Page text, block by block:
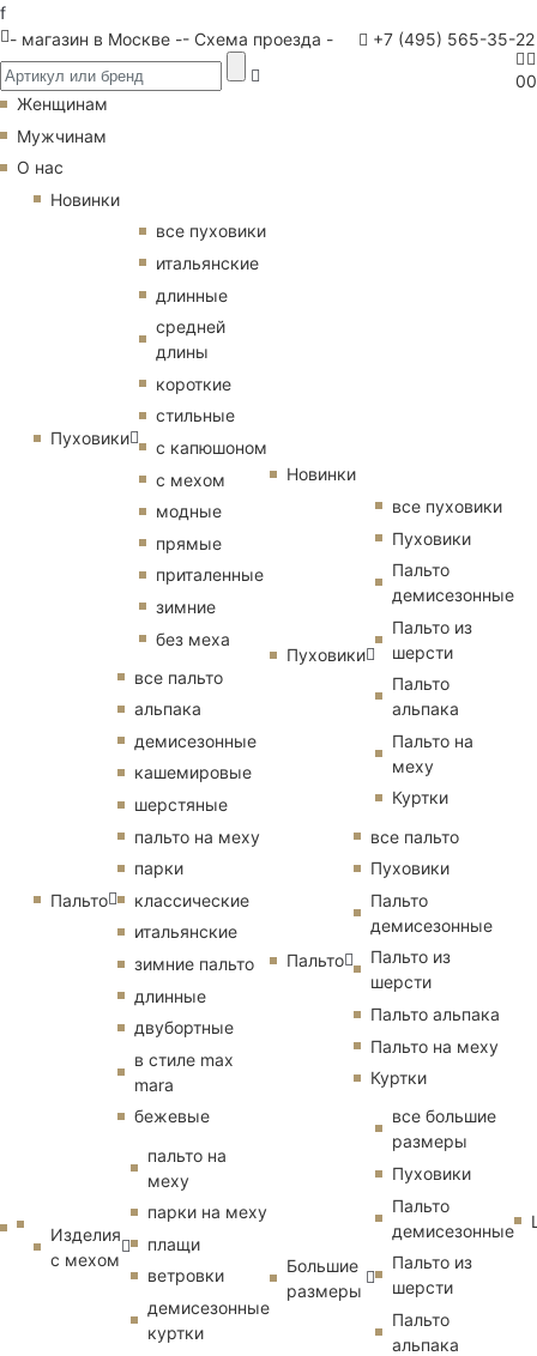
f
- магазин в Москве -- Схема проезда - +7 (495) 565-35-22
00
Женщинам
Мужчинам
О нас
Новинки
Пуховики
все пуховики
итальянские
длинные
средней
длины
короткие
стильные
с капюшоном
с мехом
модные
прямые
приталенные
зимние
без меха
Пальто
все пальто
альпака
демисезонные
кашемировые
шерстяные
пальто на меху
парки
классические
итальянские
зимние пальто
длинные
двубортные
в стиле max
mara
бежевые
Изделия
с мехом
пальто на
меху
парки на меху
плащи
ветровки
демисезонные
куртки
Новинки
Пуховики
все пуховики
Пуховики
Пальто
демисезонные
Пальто из
шерсти
Пальто
альпака
Пальто на
меху
Куртки
Пальто
все пальто
Пуховики
Пальто
демисезонные
Пальто из
шерсти
Пальто альпака
Пальто на меху
Куртки
Большие
размеры
все большие
размеры
Пуховики
Пальто
демисезонные
Пальто из
шерсти
Пальто
альпака